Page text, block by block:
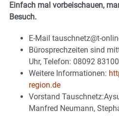
Einfach mal vorbeischauen,
Besuch.
E-Mail tauschnetz@t-
Bürosprechzeiten sind
Uhr, Telefon: 08092 83100
Weitere Informationen:
region.de
Vorstand
Manfred Neumann,